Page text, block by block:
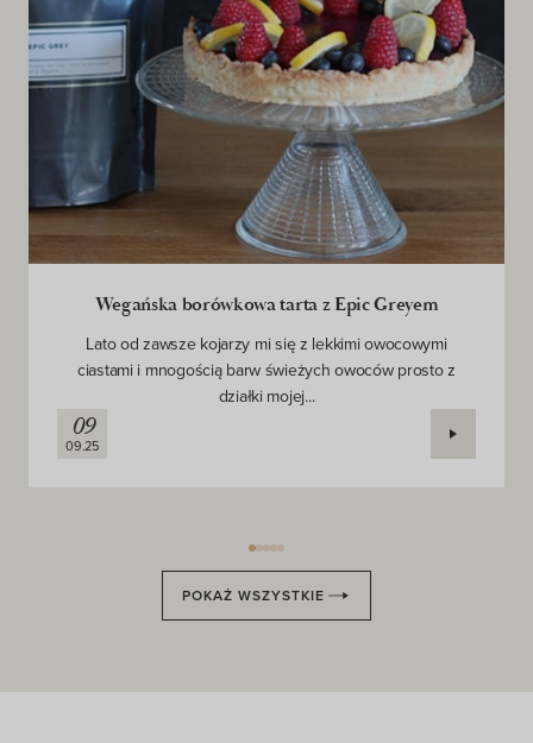
Wegańska borówkowa tarta z Epic Greyem
Lato od zawsze kojarzy mi się z lekkimi owocowymi
ciastami i mnogością barw świeżych owoców prosto z
działki mojej...
09
09.25
POKAŻ WSZYSTKIE